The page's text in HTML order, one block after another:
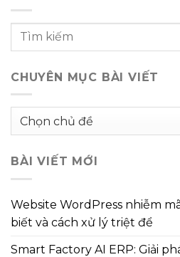
CHUYÊN MỤC BÀI VIẾT
Chuyên
viết
BÀI VIẾT MỚI
Website WordPress nhiễm
biết và cách xử lý triệt để
Smart Factory AI ERP: Giải